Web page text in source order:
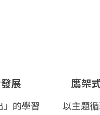
展
」的學習
鷹架
以主題